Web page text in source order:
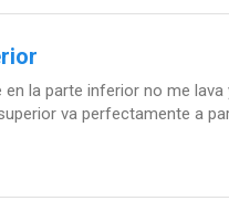
la parte inferior no me
va perfectamente a